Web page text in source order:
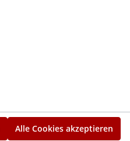
Alle Cookies akzeptieren